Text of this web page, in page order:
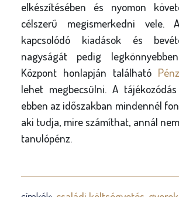
elkészítésében és nyomon
célszerű megismerkedni vele.
kapcsolódó kiadások és
nagyságát pedig
Központ honlapján található
lehet megbecsülni. A
ebben az időszakban mindennél
aki tudja, mire számíthat, annál
tanulópénz.